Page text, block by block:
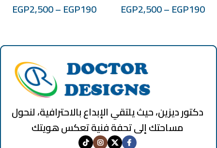
EGP190
–
EGP2,500
EGP190
–
EGP2,500
دكتور ديزين، حيث يلتقي الإبداع بالاحترافية، لنحول
مساحتك إلى تحفة فنية تعكس هويتك